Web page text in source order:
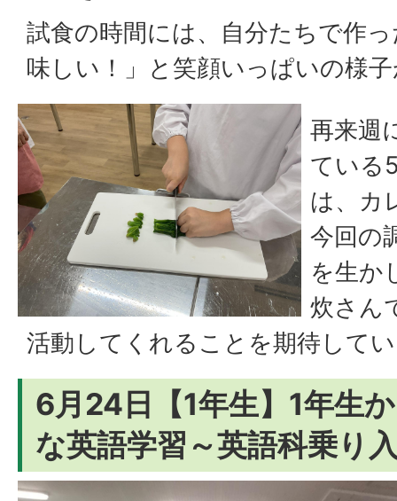
試食の時間には、自分たちで作
味しい！」と笑顔いっぱいの様
再来週
ている
は、カ
今回の
を生か
炊さん
活動してくれることを期待して
6月24日【1年生】1年生
な英語学習～英語科乗り